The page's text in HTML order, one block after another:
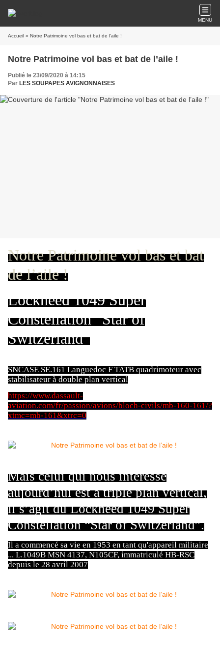
MENU
Accueil » Notre Patrimoine vol bas et bat de l’aile !
Notre Patrimoine vol bas et bat de l’aile !
Publié le 23/09/2020 à 14:15
Par LES SOUPAPES AVIGNONNAISES
Notre Patrimoine vol bas et bat
de l’aile !
Lockheed 1049 Super
Constellation “Star of
Switzerland”
SNCASE SE.161 Languedoc F TATB quadrimoteur avec
stabilisateur à double plan vertical
https://www.dassault-
aviation.com/fr/passion/avions/bloch-civils/mb-160-161/?
xtmc=mb-161&xtrc=0
Mais celui qui nous intéresse
aujourd’hui est à triple plan vertical,
il s’agit du Lockheed 1049 Super
Constellation “Star of Switzerland”.
Il a commencé sa vie en 1953 en tant qu'appareil militaire
... L.1049B MSN 4137, N105CF, immatriculé HB-RSC
depuis le 28 avril 2007